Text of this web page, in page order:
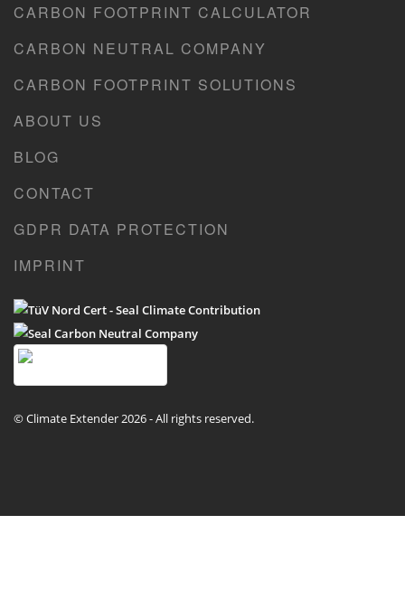
CARBON FOOTPRINT CALCULATOR
CARBON NEUTRAL COMPANY
CARBON FOOTPRINT SOLUTIONS
ABOUT US
BLOG
CONTACT
GDPR DATA PROTECTION
IMPRINT
© Climate Extender 2026 - All rights reserved.